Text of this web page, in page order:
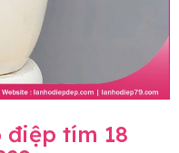
điệp tím 18